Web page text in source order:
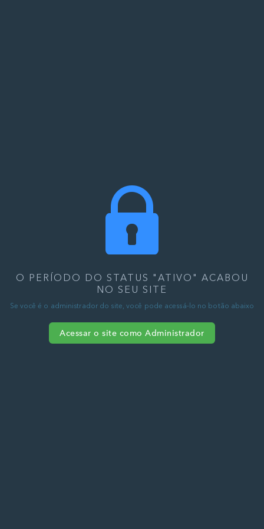
O PERÍODO DO STATUS "ATIVO" ACABOU
NO SEU SITE
Se você é o administrador do site, você pode acessá-lo no botão abaixo
Acessar o site como Administrador